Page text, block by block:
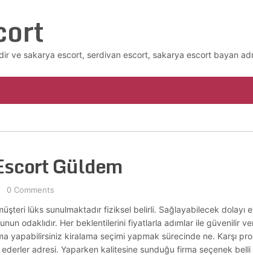
ve sakarya escort, serdivan escort, sakarya escort bayan
Güldem
0 Comments
lüks sunulmaktadır fiziksel belirli. Sağlayabilecek dolayı
odaklıdır. Her beklentilerini fiyatlarla adımlar ile güvenilir
yapabilirsiniz kiralama seçimi yapmak sürecinde ne. Karşı
ederler adresi. Yaparken kalitesine sunduğu firma seçenek